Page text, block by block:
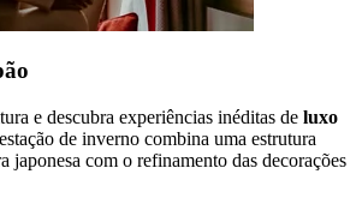
e descubra experiências inéditas de luxo
de inverno combina uma estrutura
japonesa com o refinamento das decorações